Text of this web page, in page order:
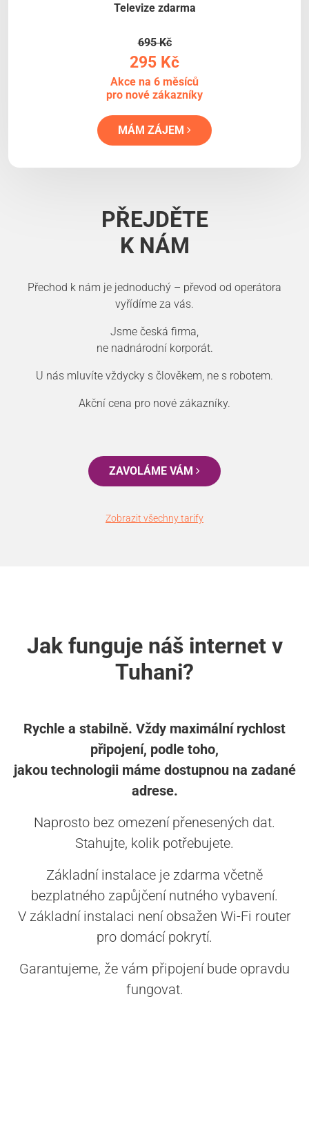
Televize zdarma
695 Kč
295 Kč
Akce na 6 měsíců
pro nové zákazníky
MÁM ZÁJEM
PŘEJDĚTE
K NÁM
Přechod k nám je jednoduchý – převod od operátora
vyřídíme za vás.
Jsme česká firma,
ne nadnárodní korporát.
U nás mluvíte vždycky s člověkem, ne s robotem.
Akční cena pro nové zákazníky.
ZAVOLÁME VÁM
Zobrazit všechny tarify
Jak funguje náš internet v
Tuhani?
Rychle a stabilně. Vždy maximální rychlost
připojení, podle toho,
jakou technologii máme dostupnou na zadané
adrese.
Naprosto bez omezení přenesených dat.
Stahujte, kolik potřebujete.
Základní instalace je zdarma včetně
bezplatného zapůjčení nutného vybavení.
V základní instalaci není obsažen Wi-Fi router
pro domácí pokrytí.
Garantujeme, že vám připojení bude opravdu
fungovat.